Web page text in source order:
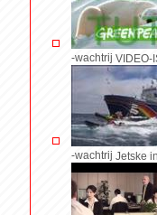
-wachtrij VIDEO-
-wachtrij Jetske